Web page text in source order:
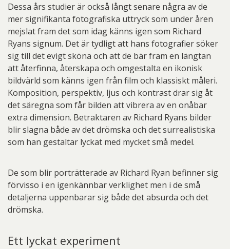
Dessa års studier är också långt senare några av de
mer signifikanta fotografiska uttryck som under åren
mejslat fram det som idag känns igen som Richard
Ryans signum. Det är tydligt att hans fotografier söker
sig till det evigt sköna och att de bär fram en längtan
att återfinna, återskapa och omgestalta en ikonisk
bildvärld som känns igen från film och klassiskt måleri.
Komposition, perspektiv, ljus och kontrast drar sig åt
det säregna som får bilden att vibrera av en onåbar
extra dimension. Betraktaren av Richard Ryans bilder
blir slagna både av det drömska och det surrealistiska
som han gestaltar lyckat med mycket små medel.
De som blir porträtterade av Richard Ryan befinner sig
förvisso i en igenkännbar verklighet men i de små
detaljerna uppenbarar sig både det absurda och det
drömska.
Ett lyckat experiment